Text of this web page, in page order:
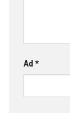
Ad *